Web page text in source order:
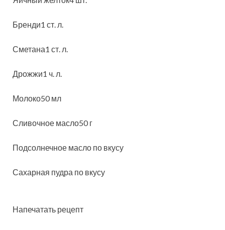
Бренди1 ст. л.
Сметана1 ст. л.
Дрожжи1 ч. л.
Молоко50 мл
Сливочное масло50 г
Подсолнечное масло по вкусу
Сахарная пудра по вкусу
Напечатать рецепт